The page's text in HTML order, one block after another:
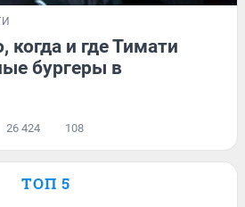
когда и где Тимати
бургеры в
26 424 108
ТОП 5